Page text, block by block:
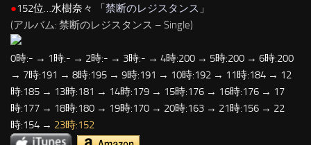
●152位…水樹奈々 「禁断のレジスタンス 」
(アルバム: 禁断のレジスタンス – Single)
0時:- → 1時:- → 2時:- → 3時:- → 4時:200 → 5時:200 → 6時:200
→ 7時:191 → 8時:195 → 9時:191 → 10時:192 → 11時:184 → 12
時:185 → 13時:181 → 14時:179 → 15時:176 → 16時:176 → 17
時:177 → 18時:180 → 19時:170 → 20時:163 → 21時:156 → 22
時:154 → 23時:152